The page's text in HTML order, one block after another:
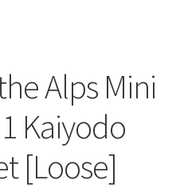
Alps Mini
Kaiyodo
[Loose]